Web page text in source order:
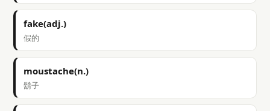
fake(adj.)
假的
moustache(n.)
鬍子